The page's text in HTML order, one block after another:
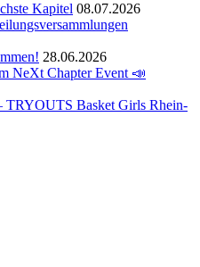
Kapitel 08.07.2026
28.06.2026
NeXt Chapter Event 📣
TRYOUTS Basket Girls Rhein-